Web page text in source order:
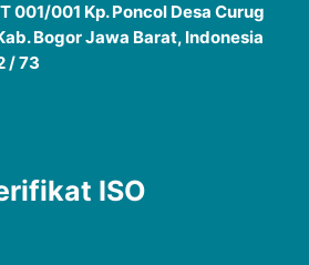
001/001 Kp. Poncol Desa Curug
Bogor Jawa Barat, Indonesia
/ 73
ISO